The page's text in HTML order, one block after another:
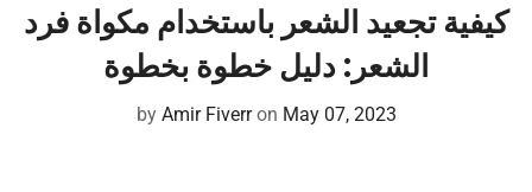
كيفية تجعيد الشعر باستخدام مكواة فرد
الشعر: دليل خطوة بخطوة
by Amir Fiverron May 07, 2023